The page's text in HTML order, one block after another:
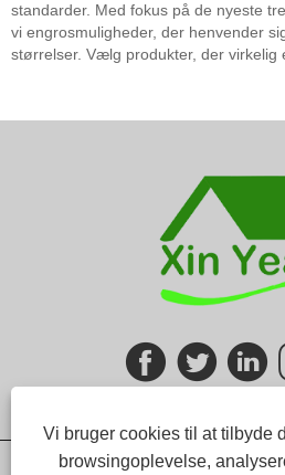
standarder. Med fokus på de nyeste
vi engrosmuligheder, der henvender
størrelser. Vælg produkter, der virkelig
Vi bruger cookies til at tilbyde
browsingoplevelse,